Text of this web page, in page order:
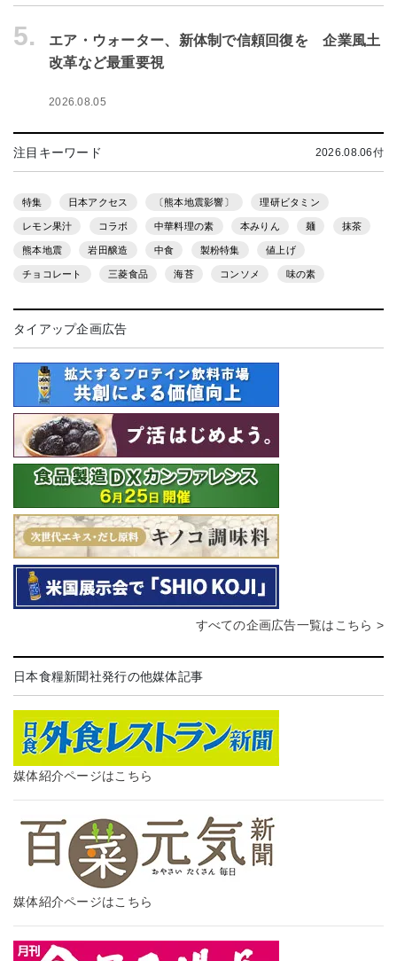
5.
エア・ウォーター、新体制で信頼回復を 企業風土
改革など最重要視
2026.08.05
注目キーワード 2026.08.06付
特集 日本アクセス 〔熊本地震影響〕 理研ビタミン
レモン果汁 コラボ 中華料理の素 本みりん 麺 抹茶
熊本地震 岩田醸造 中食 製粉特集 値上げ
チョコレート 三菱食品 海苔 コンソメ 味の素
タイアップ企画広告
すべての企画広告一覧はこちら >
日本食糧新聞社発行の他媒体記事
媒体紹介ページはこちら
媒体紹介ページはこちら